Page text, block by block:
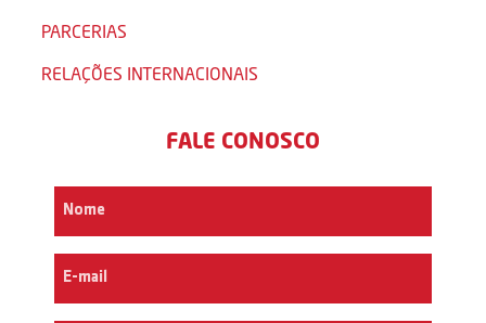
PARCERIAS
RELAÇÕES INTERNACIONAIS
FALE CONOSCO